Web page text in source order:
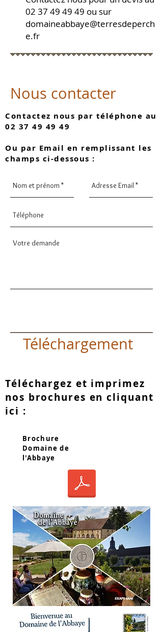
02 37 49 49 49 ou sur
domaineabbaye@terresdeperch
e.fr
Nous contacter
Contactez nous par téléphone au
02 37 49 49 49
Ou par Email en remplissant les
champs ci-dessous :
Téléchargement
Téléchargez et imprimez
nos brochures en cliquant
ici :
Brochure
Domaine de
l'Abbaye